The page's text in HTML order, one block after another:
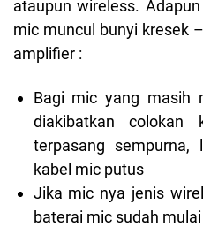
ataupun wireless.
mic muncul bunyi kresek
amplifier :
Bagi mic yang masih
diakibatkan
terpasang
kabel mic putus
Jika mic nya jenis
baterai mic sudah